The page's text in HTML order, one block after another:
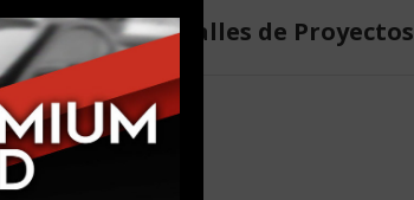
Cum
Detalles de Proyectos